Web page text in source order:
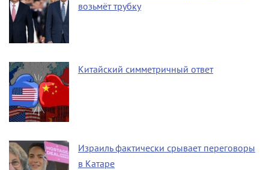
возьмёт трубку
Китайский симметричный ответ
Израиль фактически срывает переговоры
в Катаре